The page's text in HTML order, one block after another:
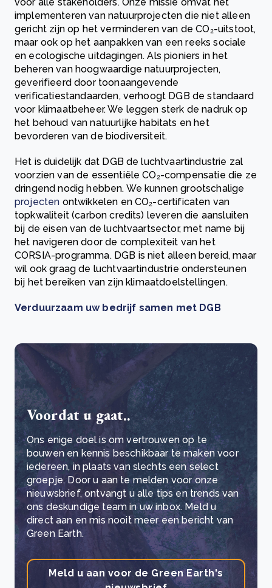
implementeren van natuurprojecten die niet alleen
gericht zijn op het verminderen van de CO₂-uitstoot,
maar ook op het aanpakken van een reeks sociale
en ecologische uitdagingen. Als pioniers in het
beheren van hoogwaardige natuurprojecten,
geverifieerd door toonaangevende
verificatiestandaarden, verhoogt DGB de standaard
voor klimaatbeheer. We leggen sterk de nadruk op
het behoud van natuurlijke habitats en het
bevorderen van de biodiversiteit.
Het is duidelijk dat DGB de luchtvaartindustrie zal
voorzien van de essentiële CO₂-compensatie die ze
dringend nodig hebben. We kunnen grootschalige
projecten ontwikkelen en CO₂-certificaten van
topkwaliteit (carbon credits) leveren die aansluiten
bij de eisen van de luchtvaartsector, met name bij
het navigeren door de complexiteit van het
CORSIA-programma. DGB is niet alleen bereid, maar
wil ook graag de luchtvaartindustrie ondersteunen
bij het bereiken van zijn klimaatdoelstellingen.
Verduurzaam uw bedrijf samen met DGB
Voordat u gaat..
Ons enige doel is om vertrouwen op te
bouwen en kennis beschikbaar te maken voor
iedereen, in plaats van slechts een select
groepje. Door u aan te melden voor onze
nieuwsbrief, ontvangt u alle tips en trends van
ons deskundige team in uw inbox. Meld u
direct aan en mis nooit meer een bericht van
Green Earth.
Meld u aan voor de Green Earth's